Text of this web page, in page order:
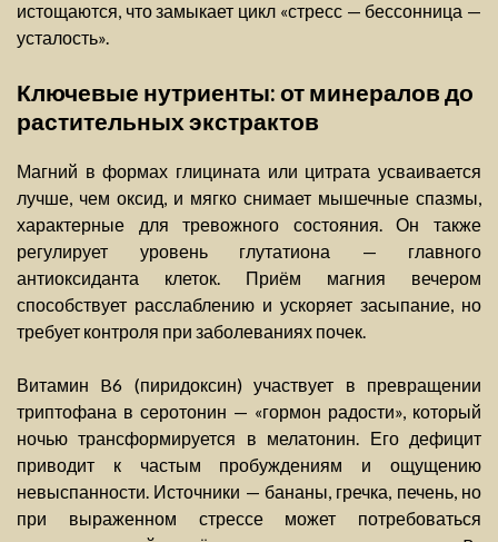
истощаются, что замыкает цикл «стресс — бессонница —
усталость».
Ключевые нутриенты: от минералов до
растительных экстрактов
Магний в формах глицината или цитрата усваивается
лучше, чем оксид, и мягко снимает мышечные спазмы,
характерные для тревожного состояния. Он также
регулирует уровень глутатиона — главного
антиоксиданта клеток. Приём магния вечером
способствует расслаблению и ускоряет засыпание, но
требует контроля при заболеваниях почек.
Витамин B6 (пиридоксин) участвует в превращении
триптофана в серотонин — «гормон радости», который
ночью трансформируется в мелатонин. Его дефицит
приводит к частым пробуждениям и ощущению
невыспанности. Источники — бананы, гречка, печень, но
при выраженном стрессе может потребоваться